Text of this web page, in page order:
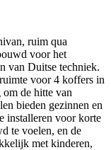
ruim qua
voor het
van Duitse techniek.
voor 4 koffers in
de hitte van
bieden gezinnen en
installeren voor korte
te voelen, en de
met kinderen,